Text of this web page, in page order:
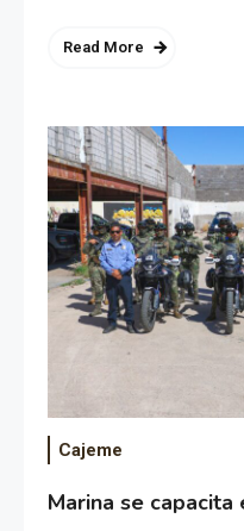
Read More
Cajeme
Marina se